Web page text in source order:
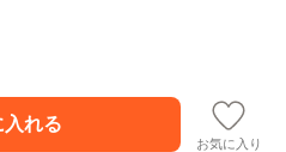
お気に入り